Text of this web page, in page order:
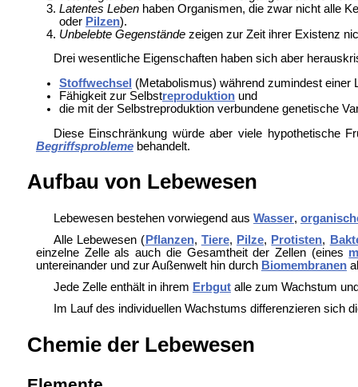
Latentes Lebenhaben Organismen, die zwar nicht alle
oder Pilzen).
Unbelebte Gegenständezeigen zur Zeit ihrer Existenz
Drei wesentliche Eigenschaften haben sich aber
Stoffwechsel (Metabolismus) während zumindest einer
Fähigkeit zur Selbstreproduktionund
die mit der Selbstreproduktion verbundene genetische
Diese Einschränkung würde aber viele hypothetische
Begriffsproblemebehandelt.
Aufbau von Lebewesen
Lebewesen bestehen vorwiegend aus Wasser,
Alle Lebewesen ( Pflanzen, Tiere, Pilze, Protisten,
einzelne Zelle als auch die Gesamtheit der Zellen (eines
untereinander und zur Außenwelt hin durch Biomembranen
Jede Zelle enthält in ihrem Erbgutalle zum Wachstum
Im Lauf des individuellen Wachstums differenzieren sich
Chemie der Lebewesen